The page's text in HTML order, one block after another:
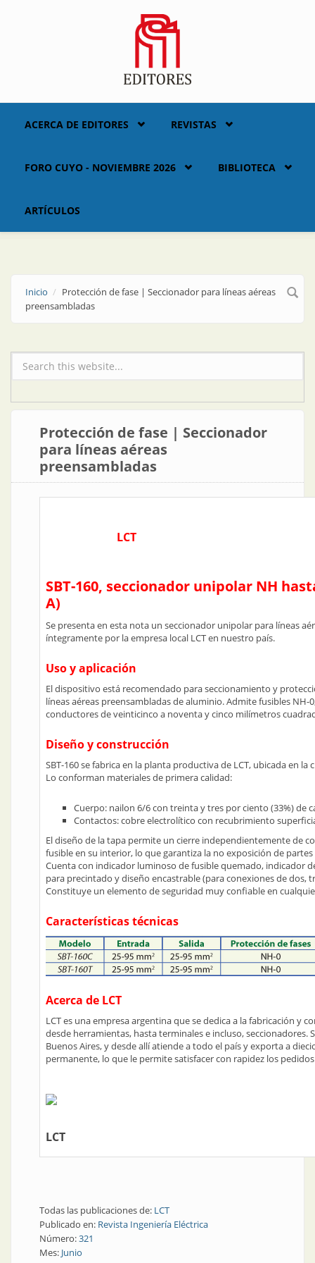
ACERCA DE EDITORES REVISTAS
FORO CUYO - NOVIEMBRE 2026 BIBLIOTECA
ARTÍCULOS
Inicio
Protección de fase | Seccionador para líneas aéreas
preensambladas
Formulario de búsqueda
Protección de fase | Seccionador
para líneas aéreas
preensambladas
LCT
SBT-160, seccionador unipolar NH
A)
Se presenta en esta nota un seccionador unipolar para líneas
íntegramente por la empresa local LCT en nuestro país.
Uso y aplicación
El dispositivo está recomendado para seccionamiento y
líneas aéreas preensambladas de aluminio. Admite fusibles NH-
conductores de veinticinco a noventa y cinco milímetros
Diseño y construcción
SBT-160 se fabrica en la planta productiva de LCT, ubicada en la
Lo conforman materiales de primera calidad:
Cuerpo: nailon 6/6 con treinta y tres por ciento (33%) de
Contactos: cobre electrolítico con recubrimiento
El diseño de la tapa permite un cierre independientemente de
fusible en su interior, lo que garantiza la no exposición de
Cuenta con indicador luminoso de fusible quemado, indicador
para precintado y diseño encastrable (para conexiones de dos,
Constituye un elemento de seguridad muy confiable en
Características técnicas
Acerca de LCT
LCT es una empresa argentina que se dedica a la fabricación y
desde herramientas, hasta terminales e incluso, seccionadores.
Buenos Aires, y desde allí atiende a todo el país y exporta a
permanente, lo que le permite satisfacer con rapidez los
LCT
Todas las publicaciones de: LCT
Publicado en: Revista Ingeniería Eléctrica
Número:321
Mes: Junio